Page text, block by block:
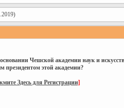
Чешской академии наук и
президентом этой академии?
Здесь для Регистрации]